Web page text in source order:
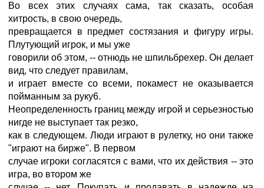
Во всех этих случаях сама, так сказать, особая
хитрость, в свою очередь,
превращается в предмет состязания и фигуру игры.
Плутующий игрок, и мы уже
говорили об этом, -- отнюдь не шпильбрехер. Он делает
вид, что следует правилам,
и играет вместе со всеми, покамест не оказывается
пойманным за руку6.
Неопределенность границ между игрой и серьезностью
нигде не выступает так резко,
как в следующем. Люди играют в рулетку, но они также
"играют на бирже". В первом
случае игроки согласятся с вами, что их действия -- это
игра, во втором же